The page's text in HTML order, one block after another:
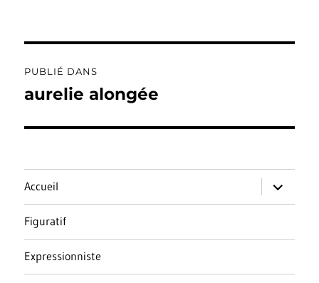
de
PUBLIÉ DANS
aurelie alongée
Accueil
ouvrir
le
sous-
Figuratif
Expressionniste